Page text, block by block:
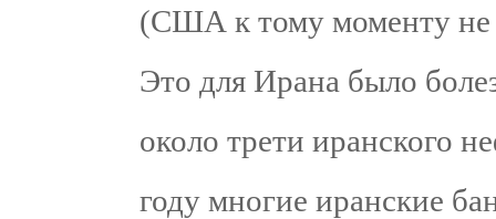
(США к тому моменту не
Это для Ирана было
около трети иранского
году многие иранские